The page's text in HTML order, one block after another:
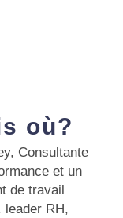
où?
Consultante
et un
de travail
leader RH,